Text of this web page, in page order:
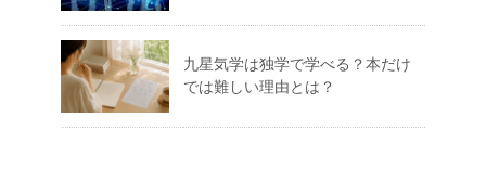
九星気学は独学で学べる？本だけ
では難しい理由とは？